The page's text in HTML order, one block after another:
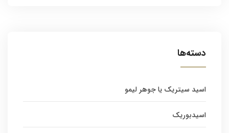
دسته‌ها
اسید سیتریک یا جوهر لیمو
اسیدبوریک